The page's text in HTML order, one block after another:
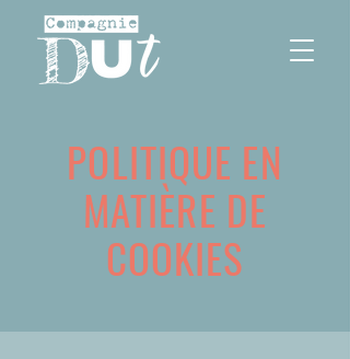
POLITIQUE EN
MATIÈRE DE
COOKIES